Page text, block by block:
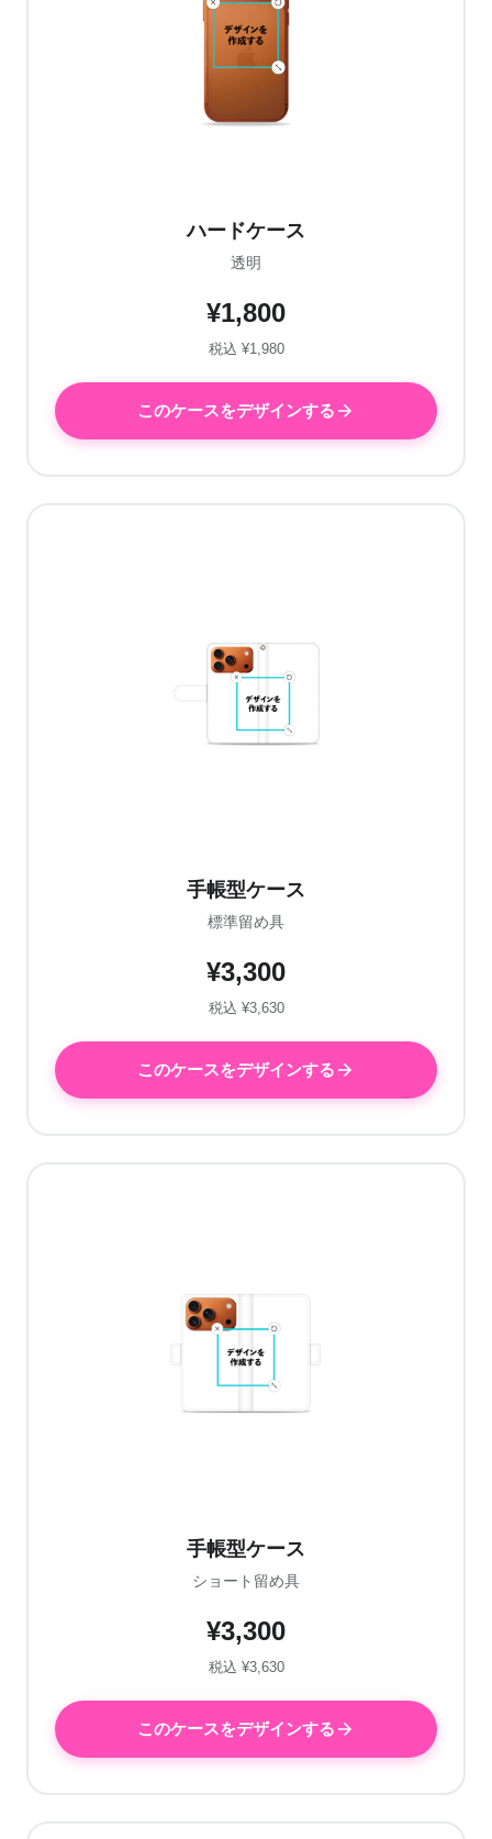
ハードケース
透明
¥1,800
税込 ¥1,980
このケースをデザインする
手帳型ケース
標準留め具
¥3,300
税込 ¥3,630
このケースをデザインする
手帳型ケース
ショート留め具
¥3,300
税込 ¥3,630
このケースをデザインする